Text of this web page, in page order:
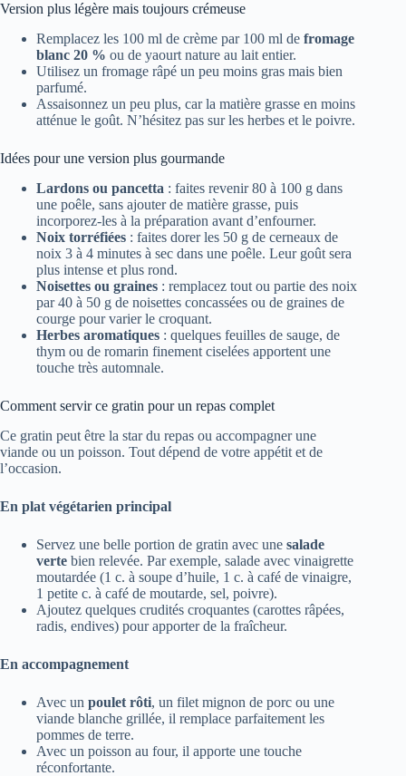
Version plus légère mais toujours crémeuse
Remplacez les 100 ml de crème par 100 ml de fromage
blanc 20 % ou de yaourt nature au lait entier.
Utilisez un fromage râpé un peu moins gras mais bien
parfumé.
Assaisonnez un peu plus, car la matière grasse en moins
atténue le goût. N’hésitez pas sur les herbes et le poivre.
Idées pour une version plus gourmande
Lardons ou pancetta : faites revenir 80 à 100 g dans
une poêle, sans ajouter de matière grasse, puis
incorporez-les à la préparation avant d’enfourner.
Noix torréfiées : faites dorer les 50 g de cerneaux de
noix 3 à 4 minutes à sec dans une poêle. Leur goût sera
plus intense et plus rond.
Noisettes ou graines : remplacez tout ou partie des noix
par 40 à 50 g de noisettes concassées ou de graines de
courge pour varier le croquant.
Herbes aromatiques : quelques feuilles de sauge, de
thym ou de romarin finement ciselées apportent une
touche très automnale.
Comment servir ce gratin pour un repas complet
Ce gratin peut être la star du repas ou accompagner une
viande ou un poisson. Tout dépend de votre appétit et de
l’occasion.
En plat végétarien principal
Servez une belle portion de gratin avec une salade
verte bien relevée. Par exemple, salade avec vinaigrette
moutardée (1 c. à soupe d’huile, 1 c. à café de vinaigre,
1 petite c. à café de moutarde, sel, poivre).
Ajoutez quelques crudités croquantes (carottes râpées,
radis, endives) pour apporter de la fraîcheur.
En accompagnement
Avec un poulet rôti, un filet mignon de porc ou une
viande blanche grillée, il remplace parfaitement les
pommes de terre.
Avec un poisson au four, il apporte une touche
réconfortante.